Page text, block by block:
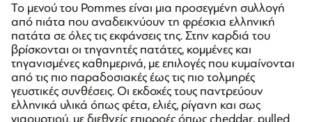
Το μενού του Pommes είναι μια προσεγμένη συλλογή
από πιάτα που αναδεικνύουν τη φρέσκια ελληνική
πατάτα σε όλες τις εκφάνσεις της. Στην καρδιά του
βρίσκονται οι τηγανητές πατάτες, κομμένες και
τηγανισμένες καθημερινά, με επιλογές που κυμαίνονται
από τις πιο παραδοσιακές έως τις πιο τολμηρές
γευστικές συνθέσεις. Οι εκδοχές τους παντρεύουν
ελληνικά υλικά όπως φέτα, ελιές, ρίγανη και σως
γιαουρτιού, με διεθνείς επιρροές όπως cheddar, pulled